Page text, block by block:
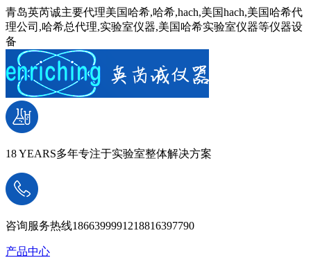
青岛英芮诚主要代理美国哈希,哈希,hach,美国hach,美国哈希代
理公司,哈希总代理,实验室仪器,美国哈希实验室仪器等仪器设
备
18 YEARS多年专注于实验室整体解决方案
咨询服务热线1866399991218816397790
产品中心